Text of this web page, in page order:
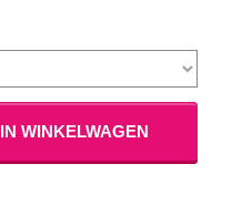
IN WINKELWAGEN